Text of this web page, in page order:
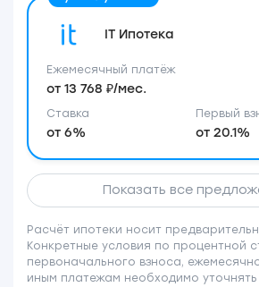
IT Ипотека
Ставка
от 6%
Первый
от 20.1%
Ежемесячный платёж
от 13 768 ₽/мес.
Показать все
Расчёт ипотеки носит
Конкретные условия по процентной
первоначального взноса,
иным платежам необходимо уточнять